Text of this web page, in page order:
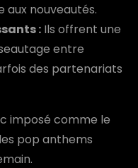
nouveautés.
: Ils offrent une
entre
des partenariats
imposé comme le
pop anthems